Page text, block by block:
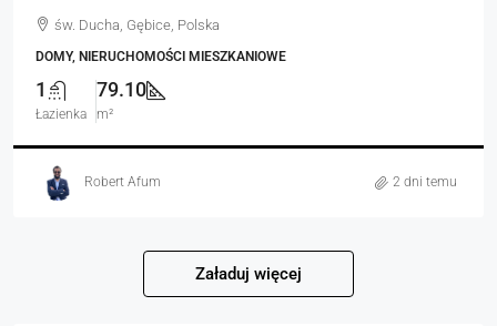
św. Ducha, Gębice, Polska
DOMY, NIERUCHOMOŚCI MIESZKANIOWE
1
Łazienka
79.10
m²
Robert Afum 2 dni temu
Załaduj więcej